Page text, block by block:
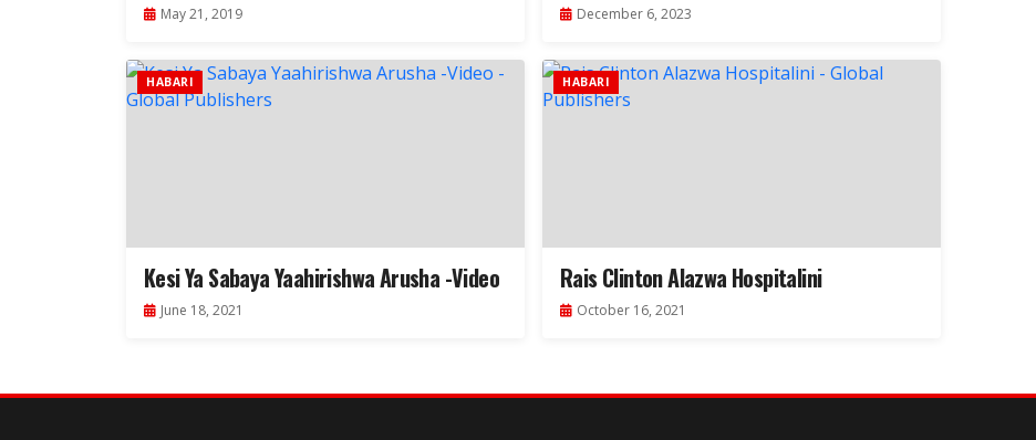
May 21, 2019 December 6, 2023
HABARI
Kesi Ya Sabaya Yaahirishwa Arusha -Video
June 18, 2021
HABARI
Rais Clinton Alazwa Hospitalini
October 16, 2021